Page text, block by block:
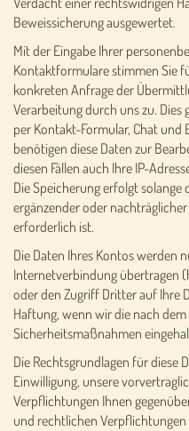
Beweissicherung ausgewertet.
Mit der Eingabe Ihrer
Kontaktformulare stimmen Sie
konkreten Anfrage der
Verarbeitung durch uns zu.
per Kontakt-Formular, Chat und
benötigen diese Daten zur
diesen Fällen auch Ihre IP-
Die Speicherung erfolgt
ergänzender oder
erforderlich ist.
Die Daten Ihres Kontos werden
Internetverbindung übertragen
oder den Zugriff Dritter auf Ihre
Haftung, wenn wir die nach
Sicherheitsmaßnahmen
Die Rechtsgrundlagen für diese
Einwilligung, unsere
Verpflichtungen Ihnen
und rechtlichen Verpflichtungen